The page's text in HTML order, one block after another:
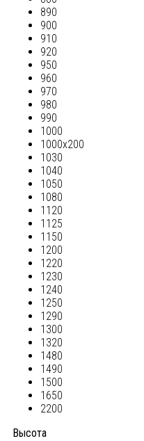
890
900
910
920
950
960
970
980
990
1000
1000х200
1030
1040
1050
1080
1120
1125
1150
1200
1220
1230
1240
1250
1290
1300
1320
1480
1490
1500
1650
2200
Высота